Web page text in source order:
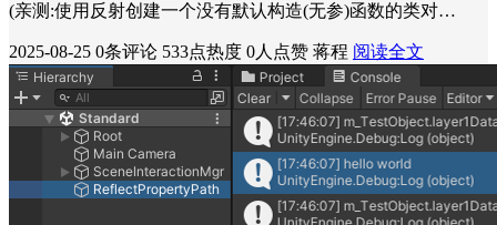
(亲测:使用反射创建一个没有默认构造(无参)函数的类对…
2025-08-25 0条评论 533点热度 0人点赞 蒋程 阅读全文